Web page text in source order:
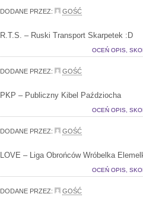
DODANE PRZEZ: GOŚĆ
R.T.S. – Ruski Transport Skarpetek :D
OCEŃ OPIS,
DODANE PRZEZ: GOŚĆ
PKP – Publiczny Kibel Paździocha
OCEŃ OPIS,
DODANE PRZEZ: GOŚĆ
LOVE – Liga Obrońców Wróbelka
OCEŃ OPIS,
DODANE PRZEZ: GOŚĆ